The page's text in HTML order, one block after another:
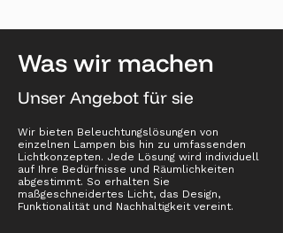
Was wir machen
Unser Angebot für sie
Wir bieten Beleuchtungslösungen von
einzelnen Lampen bis hin zu umfassenden
Lichtkonzepten. Jede Lösung wird individuell
auf Ihre Bedürfnisse und Räumlichkeiten
abgestimmt. So erhalten Sie
maßgeschneidertes Licht, das Design,
Funktionalität und Nachhaltigkeit vereint.